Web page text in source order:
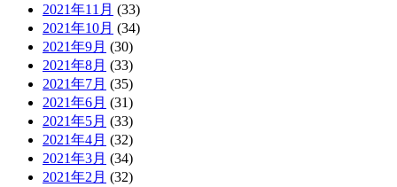
2021年11月 (33)
2021年10月 (34)
2021年9月 (30)
2021年8月 (33)
2021年7月 (35)
2021年6月 (31)
2021年5月 (33)
2021年4月 (32)
2021年3月 (34)
2021年2月 (32)